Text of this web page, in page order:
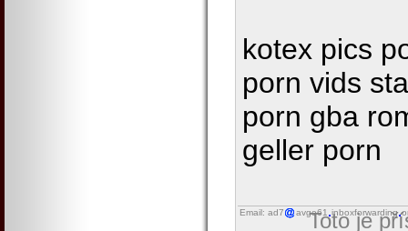
kotex pics
porn vids
porn gba
geller porn
Email: ad7 avgo61 inboxforwarding
Toto je